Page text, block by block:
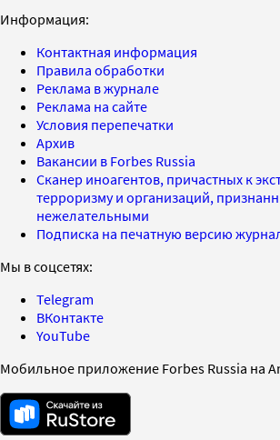
Информация:
Контактная информация
Правила обработки
Реклама в журнале
Реклама на сайте
Условия перепечатки
Архив
Вакансии в Forbes Russia
Сканер иноагентов, причастных к
терроризму и организаций,
нежелательными
Подписка на печатную версию
Мы в соцсетях:
Telegram
ВКонтакте
YouTube
Мобильное приложение Forbes Russia на